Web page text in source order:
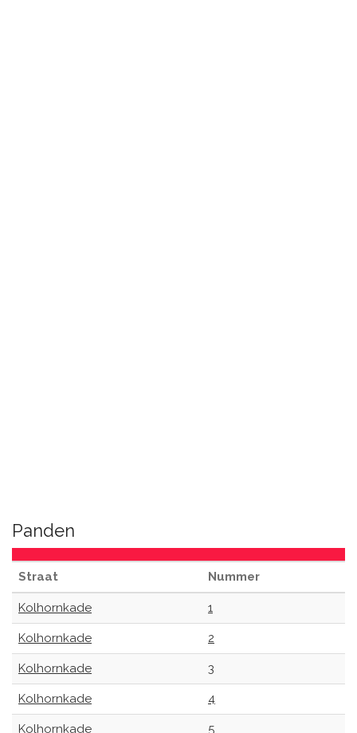
Panden
Straat Nummer
Kolhornkade 1
Kolhornkade 2
Kolhornkade 3
Kolhornkade 4
Kolhornkade 5